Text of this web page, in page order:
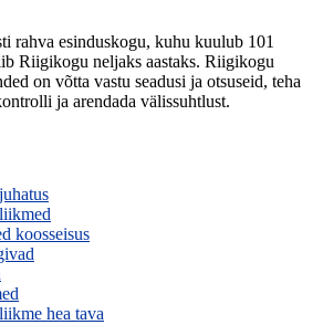
rahva esinduskogu, kuhu kuulub 101
Riigikogu neljaks aastaks. Riigikogu
on võtta vastu seadusi ja otsuseid, teha
ja arendada välissuhtlust.
koosseisus
hea tava